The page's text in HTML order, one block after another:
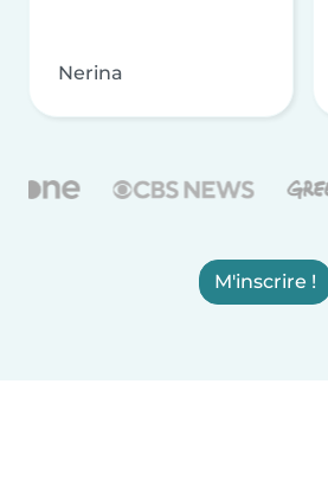
Nerina
M'inscrire !